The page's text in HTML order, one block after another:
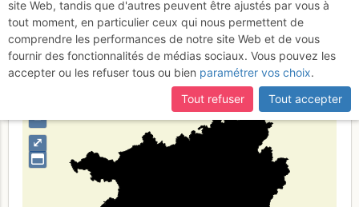
Type de région limite administrative
⤢
–
site Web, tandis que d'autres peuvent être ajustés par vous à
tout moment, en particulier ceux qui nous permettent de
comprendre les performances de notre site Web et de vous
fournir des fonctionnalités de médias sociaux. Vous pouvez les
accepter ou les refuser tous ou bien paramétrer vos choix.
Tout refuser
Tout accepter